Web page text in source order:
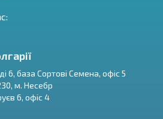
6, база Сортові Семена, офіс 5
, м. Несебр
6, офіс 4